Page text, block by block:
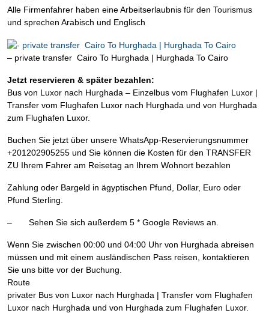
Alle Firmenfahrer haben eine Arbeitserlaubnis für den Tourismus
und sprechen Arabisch und Englisch
– private transfer Cairo To Hurghada | Hurghada To Cairo
Jetzt reservieren & später bezahlen:
Bus von Luxor nach Hurghada – Einzelbus vom Flughafen Luxor |
Transfer vom Flughafen Luxor nach Hurghada und von Hurghada
zum Flughafen Luxor.
Buchen Sie jetzt über unsere WhatsApp-Reservierungsnummer
+201202905255 und Sie können die Kosten für den TRANSFER
ZU Ihrem Fahrer am Reisetag an Ihrem Wohnort bezahlen
Zahlung oder Bargeld in ägyptischen Pfund, Dollar, Euro oder
Pfund Sterling.
– Sehen Sie sich außerdem 5 * Google Reviews an.
Wenn Sie zwischen 00:00 und 04:00 Uhr von Hurghada abreisen
müssen und mit einem ausländischen Pass reisen, kontaktieren
Sie uns bitte vor der Buchung.
Route
privater Bus von Luxor nach Hurghada | Transfer vom Flughafen
Luxor nach Hurghada und von Hurghada zum Flughafen Luxor.